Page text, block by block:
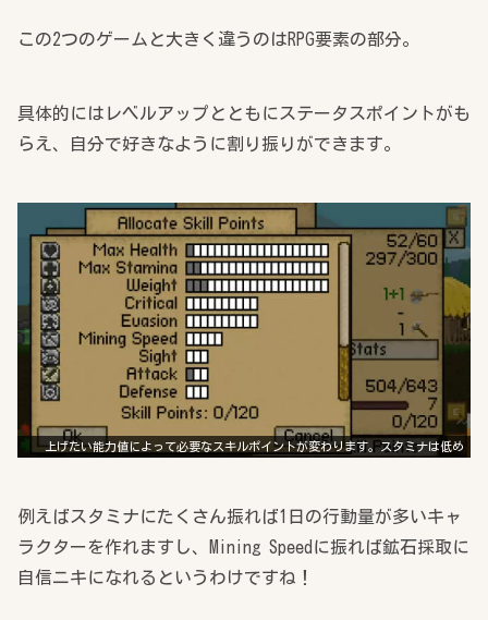
この2つのゲームと大きく違うのはRPG要素の部分。
具体的にはレベルアップとともにステータスポイントがも
らえ、自分で好きなように割り振りができます。
上げたい能力値によって必要なスキルポイントが変わります。スタミナは低め
例えばスタミナにたくさん振れば1日の行動量が多いキャ
ラクターを作れますし、Mining Speedに振れば鉱石採取に
自信ニキになれるというわけですね！